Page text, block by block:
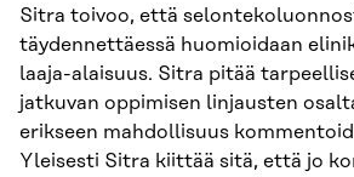
Sitra toivoo, että
täydennettäessä huomioidaan
laaja-alaisuus. Sitra pitää
jatkuvan oppimisen linjausten
erikseen mahdollisuus
Yleisesti Sitra kiittää sitä, että jo